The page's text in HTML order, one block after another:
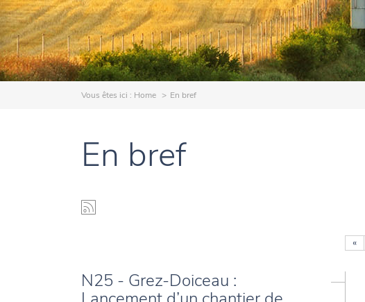
Vous êtes ici : Home En bref
En bref
«
N25 - Grez-Doiceau :